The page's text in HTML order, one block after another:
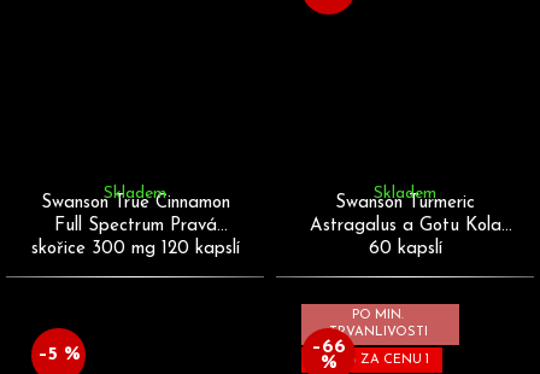
Swanson True Cinnamon
Full Spectrum Pravá
skořice 300 mg 120 kapslí
Skladem
Swanson Turmeric
Astragalus a Gotu Kola
60 kapslí
Skladem
–5 %
PO MIN.
TRVANLIVOSTI
AKCE 3 ZA CENU 1
–66
%